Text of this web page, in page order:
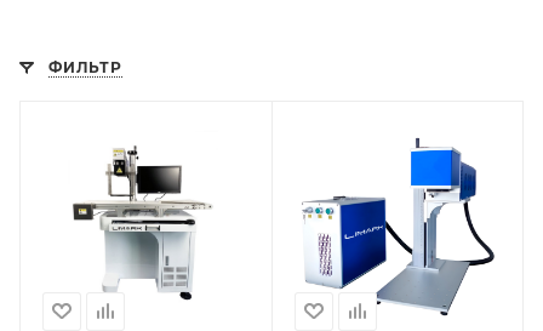
ФИЛЬТР